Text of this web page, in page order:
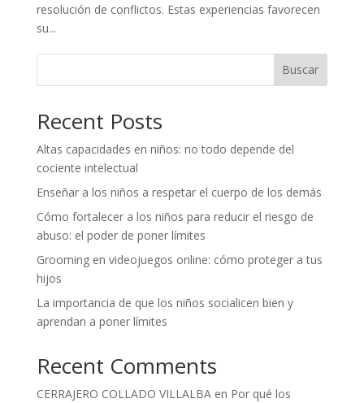
resolución de conflictos. Estas experiencias favorecen
su...
Buscar
Recent Posts
Altas capacidades en niños: no todo depende del
cociente intelectual
Enseñar a los niños a respetar el cuerpo de los demás
Cómo fortalecer a los niños para reducir el riesgo de
abuso: el poder de poner límites
Grooming en videojuegos online: cómo proteger a tus
hijos
La importancia de que los niños socialicen bien y
aprendan a poner límites
Recent Comments
CERRAJERO COLLADO VILLALBAen Por qué los